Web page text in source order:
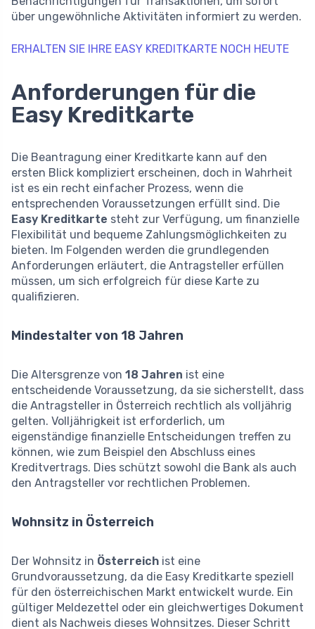
über ungewöhnliche Aktivitäten informiert zu werden.
ERHALTEN SIE IHRE EASY KREDITKARTE NOCH HEUTE
Anforderungen für die
Easy Kreditkarte
Die Beantragung einer Kreditkarte kann auf den
ersten Blick kompliziert erscheinen, doch in Wahrheit
ist es ein recht einfacher Prozess, wenn die
entsprechenden Voraussetzungen erfüllt sind. Die
Easy Kreditkarte steht zur Verfügung, um finanzielle
Flexibilität und bequeme Zahlungsmöglichkeiten zu
bieten. Im Folgenden werden die grundlegenden
Anforderungen erläutert, die Antragsteller erfüllen
müssen, um sich erfolgreich für diese Karte zu
qualifizieren.
Mindestalter von 18 Jahren
Die Altersgrenze von 18 Jahren ist eine
entscheidende Voraussetzung, da sie sicherstellt, dass
die Antragsteller in Österreich rechtlich als volljährig
gelten. Volljährigkeit ist erforderlich, um
eigenständige finanzielle Entscheidungen treffen zu
können, wie zum Beispiel den Abschluss eines
Kreditvertrags. Dies schützt sowohl die Bank als auch
den Antragsteller vor rechtlichen Problemen.
Wohnsitz in Österreich
Der Wohnsitz in Österreich ist eine
Grundvoraussetzung, da die Easy Kreditkarte speziell
für den österreichischen Markt entwickelt wurde. Ein
gültiger Meldezettel oder ein gleichwertiges Dokument
dient als Nachweis dieses Wohnsitzes. Dieser Schritt